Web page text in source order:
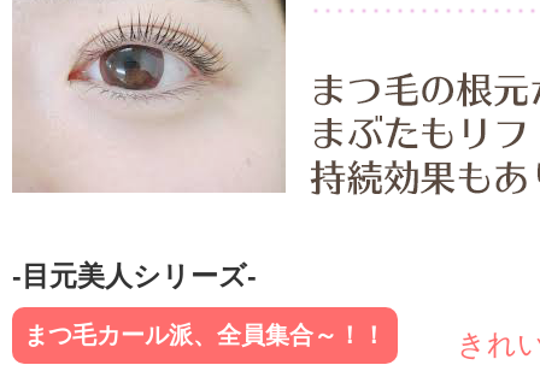
-目元美人シリーズ-
まつ毛カール派、全員集合～！！ きれ